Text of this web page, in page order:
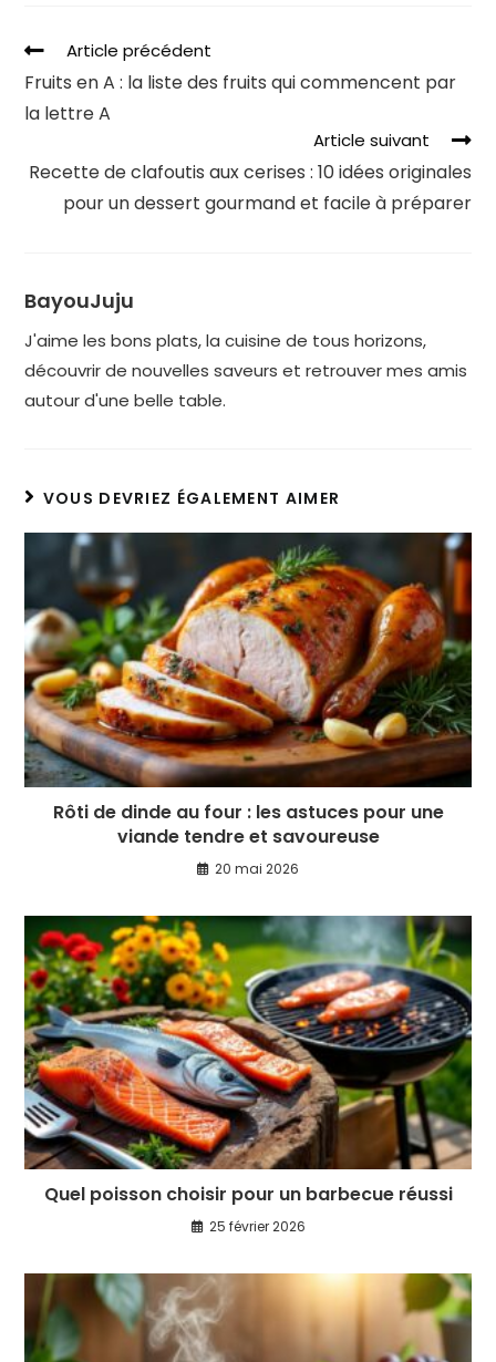
Article précédent
Fruits en A : la liste des fruits qui commencent par
la lettre A
Article suivant
Recette de clafoutis aux cerises : 10 idées originales
pour un dessert gourmand et facile à préparer
BayouJuju
J'aime les bons plats, la cuisine de tous horizons,
découvrir de nouvelles saveurs et retrouver mes amis
autour d'une belle table.
VOUS DEVRIEZ ÉGALEMENT AIMER
Rôti de dinde au four : les astuces pour une
viande tendre et savoureuse
20 mai 2026
Quel poisson choisir pour un barbecue réussi
25 février 2026